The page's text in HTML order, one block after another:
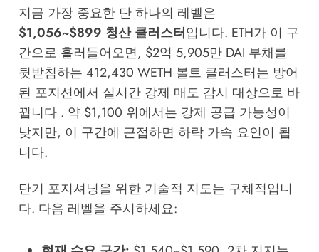
지금 가장 중요한 단 하나의 레벨은
$1,056~$899 청산 클러스터입니다. ETH가 이 구
간으로 흘러들어오면, $2억 5,905만 DAI 부채를
뒷받침하는 412,430 WETH 볼트 클러스터는 방어
된 포지션에서 실시간 강제 매도 감시 대상으로 바
뀝니다 . 약 $1,100 위에서는 강제 공급 가능성이
낮지만, 이 구간에 근접하면 하락 가속 요인이 됩
니다.
단기 포지셔닝을 위한 기술적 지도는 구체적입니
다. 다음 레벨을 주시하세요: